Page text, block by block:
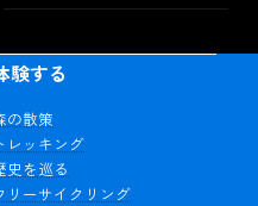
験する
の散策
レッキング
史を巡る
リーサイクリング